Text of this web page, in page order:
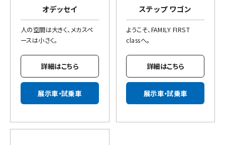
オデッセイ
人の空間は大きく、メカスペ
ースは小さく。
詳細はこちら
展示車・試乗車
ステップ ワゴン
ようこそ、FAMILY FIRST
classへ。
詳細はこちら
展示車・試乗車